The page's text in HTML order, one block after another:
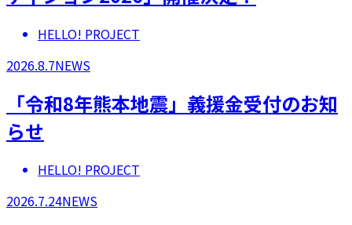
HELLO! PROJECT
2026.8.7NEWS
「令和8年熊本地震」義援金受付のお知
らせ
HELLO! PROJECT
2026.7.24NEWS